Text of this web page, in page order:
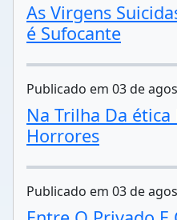
As Virgens
é Sufocante
Publicado em 03 de
Na Trilha Da ética
Horrores
Publicado em 03 de